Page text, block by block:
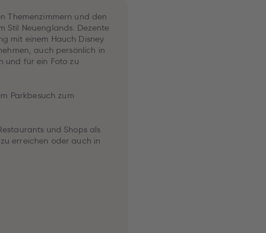
Themenzimmern und den
Stil Neuenglands. Dezente
mit einem Hauch Disney
auch persönlich in
und für ein Foto zu
Parkbesuch zum
und Shops als
erreichen oder auch in